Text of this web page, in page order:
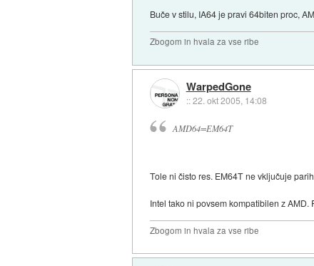
Buče v stilu, IA64 je pravi 64biten proc,
Zbogom in hvala za vse ribe
WarpedGone
::22. okt 2005, 14:08
AMD64=EM64T
Tole ni čisto res. EM64T ne vključuje
Intel tako ni povsem kompatibilen z
Zbogom in hvala za vse ribe